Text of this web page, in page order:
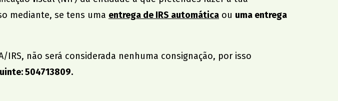
mediante, se tens uma entrega de IRS automática ou uma entrega
não será considerada nenhuma consignação, por isso
504713809.